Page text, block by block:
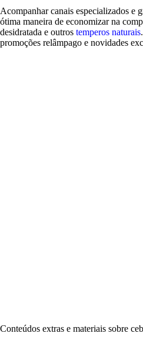
Acompanhar canais especializados e
ótima maneira de economizar na
desidratada e outros temperos naturais
promoções relâmpago e novidades
Conteúdos extras e materiais sobre